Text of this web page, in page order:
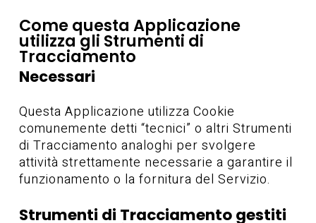
Come questa Applicazione
utilizza gli Strumenti di
Tracciamento
Necessari
Questa Applicazione utilizza Cookie
comunemente detti “tecnici” o altri Strumenti
di Tracciamento analoghi per svolgere
attività strettamente necessarie a garantire il
funzionamento o la fornitura del Servizio.
Strumenti di Tracciamento gestiti